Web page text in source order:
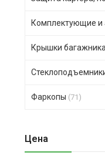
Комплектующие и
Крышки багажника
Фаркопы (71)
Цена